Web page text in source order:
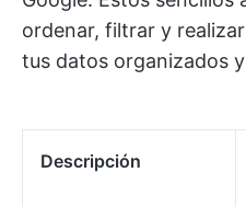
ordenar, filtrar y
tus datos organizados
Descripción